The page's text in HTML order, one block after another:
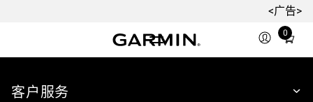
<广告>
0
Total
客户服务